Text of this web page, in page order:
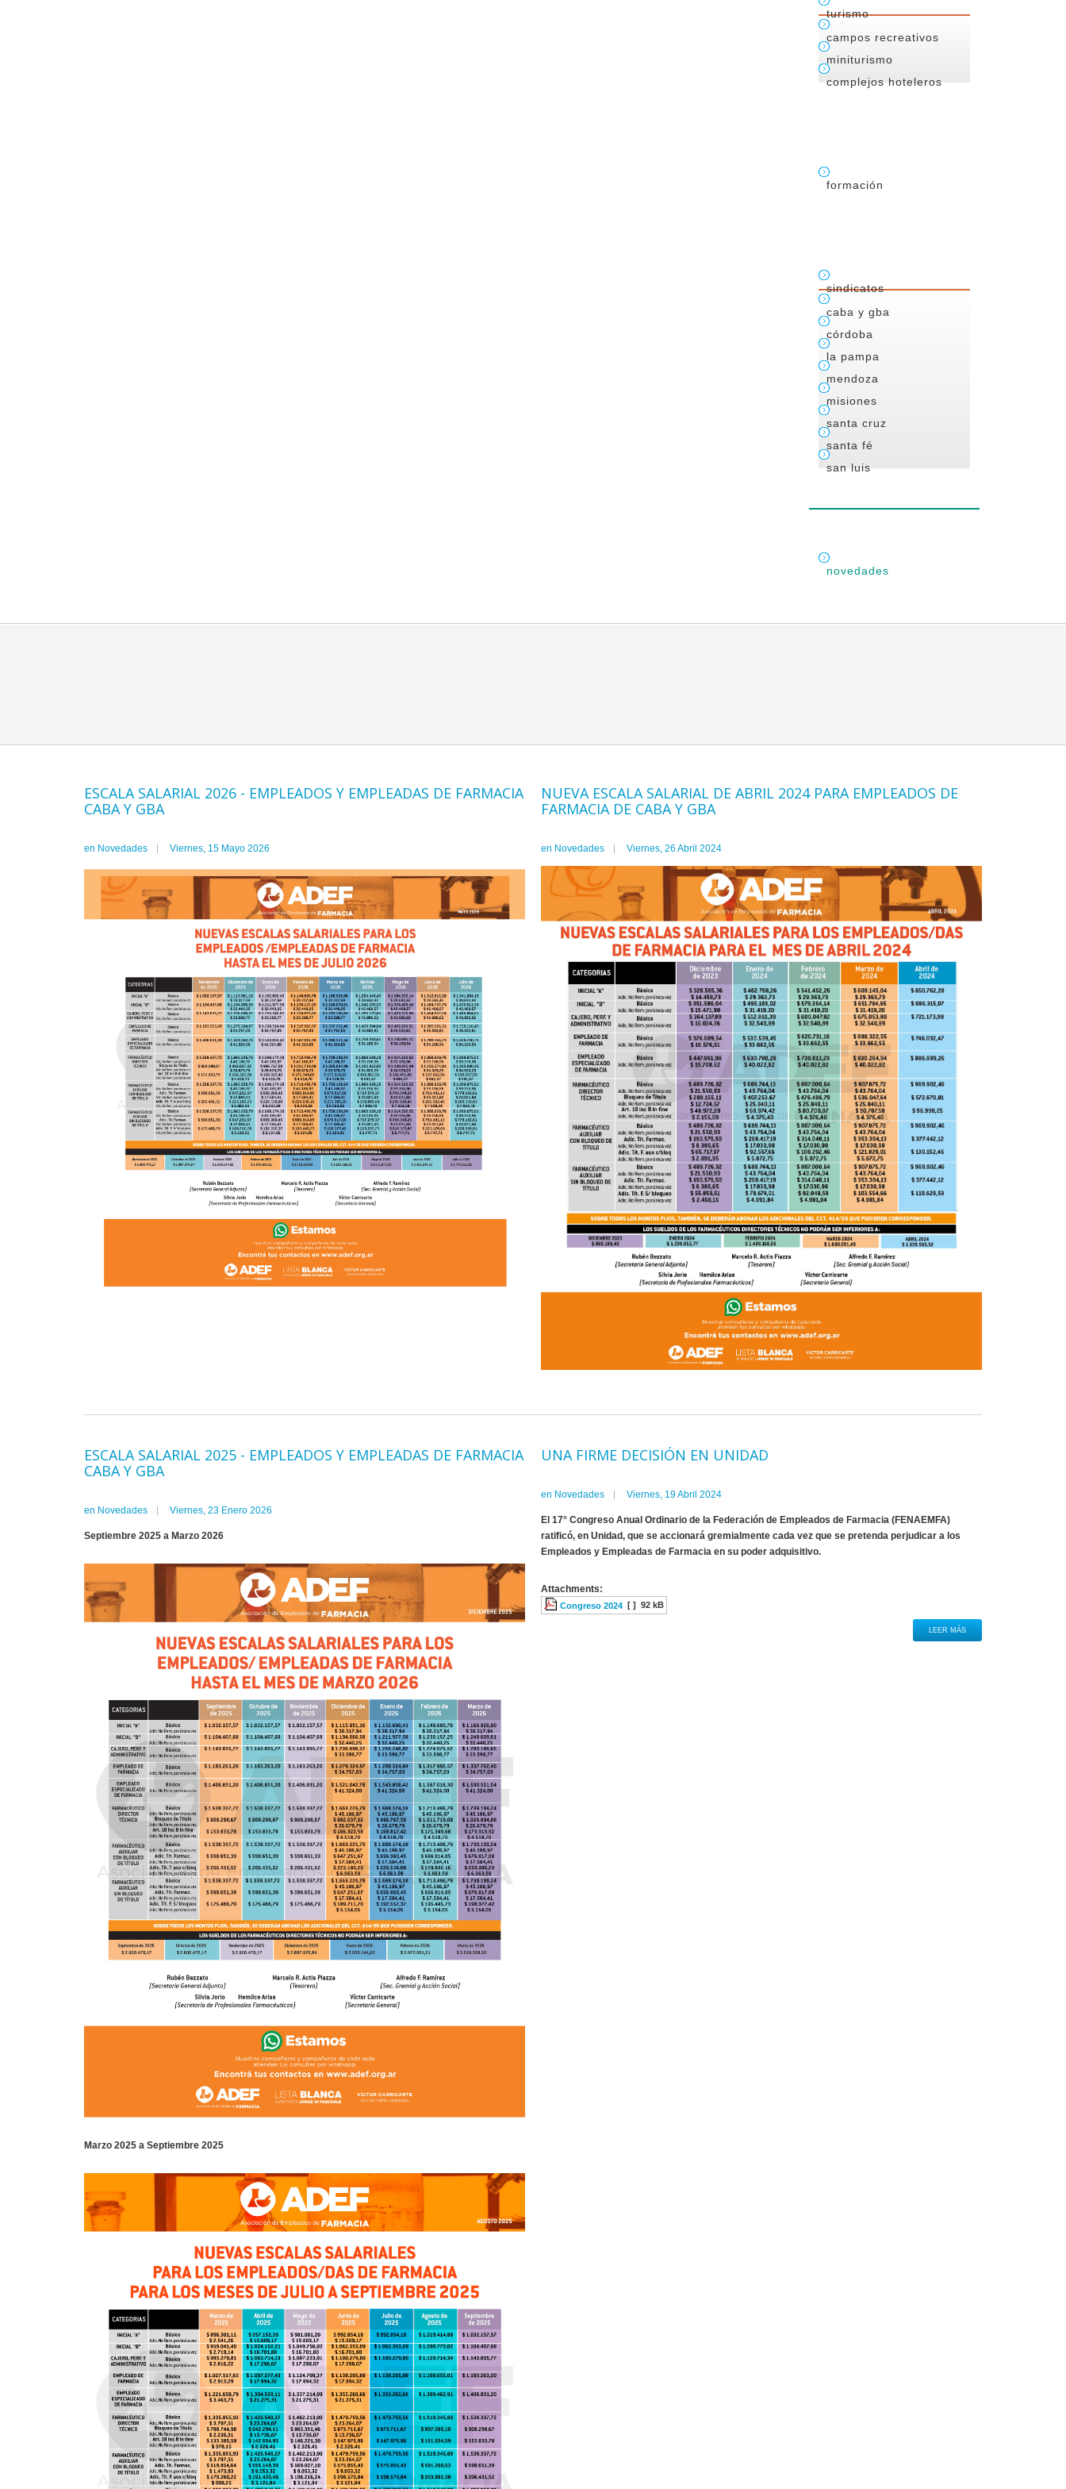
turismo
campos recreativos
miniturismo
complejos hoteleros
formación
sindicatos
caba y gba
córdoba
la pampa
mendoza
misiones
santa cruz
santa fé
san luis
novedades
ESCALA SALARIAL 2026 - EMPLEADOS Y EMPLEADAS DE FARMACIA
CABA Y GBA
en Novedades Viernes, 15 Mayo 2026
NUEVA ESCALA SALARIAL DE ABRIL 2024 PARA EMPLEADOS DE
FARMACIA DE CABA Y GBA
en Novedades Viernes, 26 Abril 2024
ESCALA SALARIAL 2025 - EMPLEADOS Y EMPLEADAS DE FARMACIA
CABA Y GBA
en Novedades Viernes, 23 Enero 2026
Septiembre 2025 a Marzo 2026
Marzo 2025 a Septiembre 2025
UNA FIRME DECISIÓN EN UNIDAD
en Novedades Viernes, 19 Abril 2024
El 17° Congreso Anual Ordinario de la Federación de Empleados de Farmacia (FENAEMFA)
ratificó, en Unidad, que se accionará gremialmente cada vez que se pretenda perjudicar a los
Empleados y Empleadas de Farmacia en su poder adquisitivo.
Attachments:
Congreso 2024 [ ] 92 kB
LEER MÁS